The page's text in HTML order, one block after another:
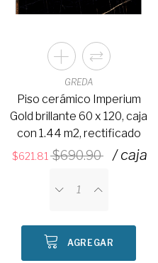
GREDA
Piso cerámico Imperium
Gold brillante 60 x 120, caja
con 1.44 m2, rectificado
621.81 690.90 / caja
AGREGAR